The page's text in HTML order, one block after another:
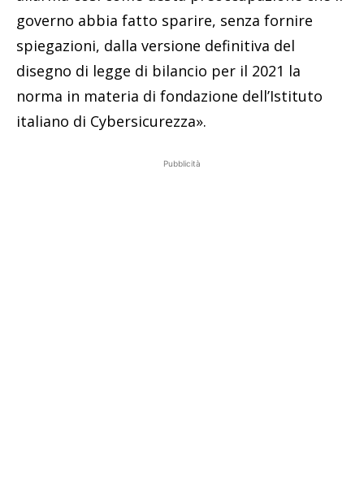
governo abbia fatto sparire, senza fornire
spiegazioni, dalla versione definitiva del
disegno di legge di bilancio per il 2021 la
norma in materia di fondazione dell’Istituto
italiano di Cybersicurezza».
Pubblicità